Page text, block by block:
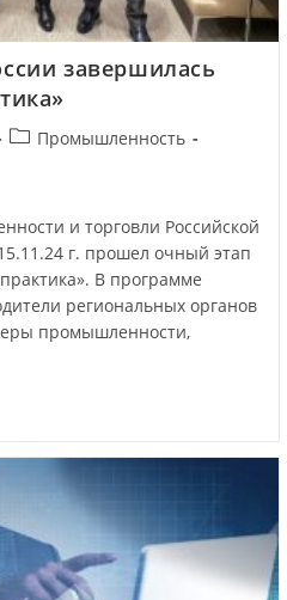
завершилась
Промышленность
и торговли Российской
г. прошел очный этап
В программе
региональных органов
промышленности,